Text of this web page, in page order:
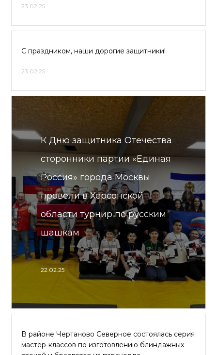
23.02.25
С праздником, наши дорогие защитники!
23.02.25
К Дню защитника Отечества
сторонники партии «Единая
Россия» города Москвы
провели в Херсонской
области турнир по русским
шашкам
22.02.25
В районе Чертаново Северное состоялась серия
мастер-классов по изготовлению блиндажных